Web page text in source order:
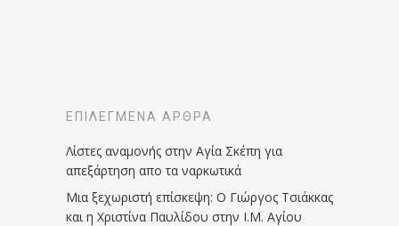
ΕΠΙΛΕΓΜΈΝΑ ΆΡΘΡΑ
Λίστες αναμονής στην Αγία Σκέπη για
απεξάρτηση απο τα ναρκωτικά
Μια ξεχωριστή επίσκεψη: Ο Γιώργος Τσιάκκας
και η Χριστίνα Παυλίδου στην Ι.Μ. Αγίου